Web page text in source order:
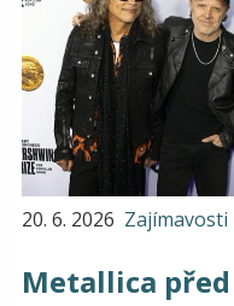
20. 6. 2026 Zajímavosti
Metallica